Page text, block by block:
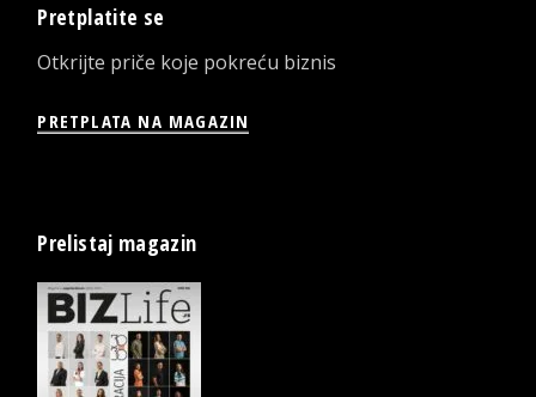
Pretplatite se
Otkrijte priče koje pokreću biznis
PRETPLATA NA MAGAZIN
Prelistaj magazin